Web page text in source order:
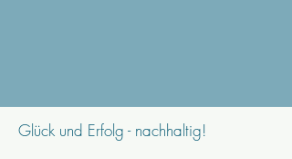
Glück und Erfolg - nachhaltig!